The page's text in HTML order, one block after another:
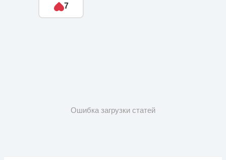
7
Ошибка загрузки статей